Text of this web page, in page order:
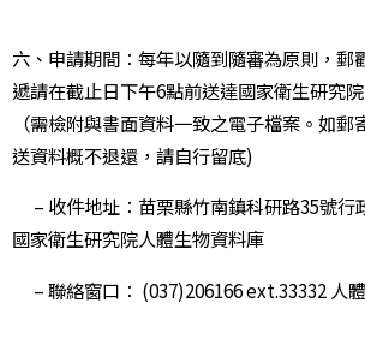
六、申請期間：每年以隨到隨審為原則，郵
遞請在截止日下午6點前送達國家衛生研究
（需檢附與書面資料一致之電子檔案。如
送資料概不退還，請自行留底)
– 收件地址：苗栗縣竹南鎮科研路35號行
國家衛生研究院人體生物資料庫
– 聯絡窗口： (037)206166 ext.33332 人